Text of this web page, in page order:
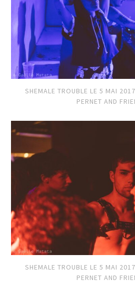
SHEMALE TROUBLE LE 5 MAI
PERNET AND
SHEMALE TROUBLE LE 5 MAI 2017
PERNET AND